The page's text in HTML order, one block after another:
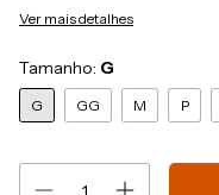
Ver mais detalhes
Tamanho: G
G GG M P